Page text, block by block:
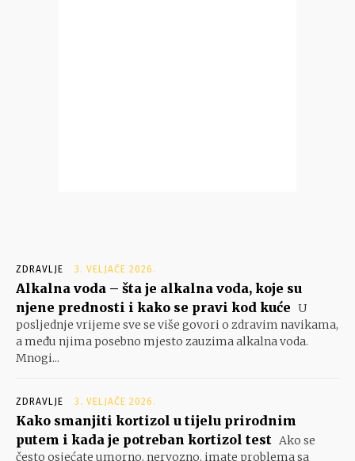
ZDRAVLJE 3. VELJAČE 2026.
Alkalna voda – šta je alkalna voda, koje su
njene prednosti i kako se pravi kod kuće U
posljednje vrijeme sve se više govori o zdravim navikama,
a među njima posebno mjesto zauzima alkalna voda.
Mnogi...
ZDRAVLJE 3. VELJAČE 2026.
Kako smanjiti kortizol u tijelu prirodnim
putem i kada je potreban kortizol test Ako se
često osjećate umorno, nervozno, imate problema sa